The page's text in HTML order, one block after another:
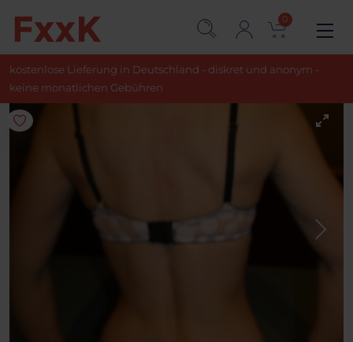
0
kostenlose Lieferung in Deutschland - diskret und anonym -
keine monatlichen Gebühren